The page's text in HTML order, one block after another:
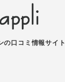
の口コミ情報サイト